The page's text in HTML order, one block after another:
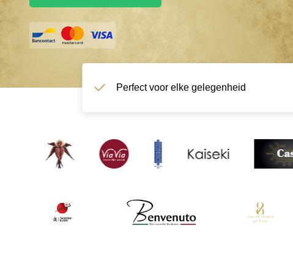
Perfect voor elke gelegenheid